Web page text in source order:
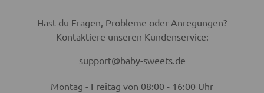
Hast du Fragen, Probleme oder Anregungen?
Kontaktiere unseren Kundenservice:
support@baby-sweets.de
Montag - Freitag von 08:00 - 16:00 Uhr